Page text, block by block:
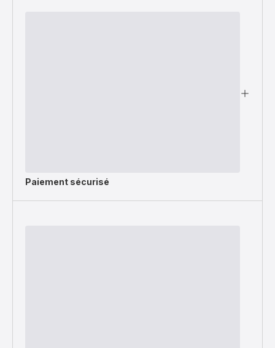
Paiement sécurisé